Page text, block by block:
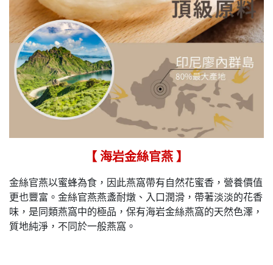
【 海岩金絲官燕 】
金絲官燕以蜜蜂為食，因此燕窩帶有自然花蜜香，營養價值
更也豐富。金絲官燕燕盞耐燉、入口潤滑，帶著淡淡的花香
味，是同類燕窩中的極品，保有海岩金絲燕窩的天然色澤，
質地純淨，不同於一般燕窩。